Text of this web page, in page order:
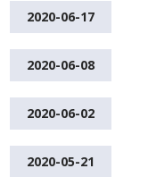
2020-06-17
2020-06-08
2020-06-02
2020-05-21